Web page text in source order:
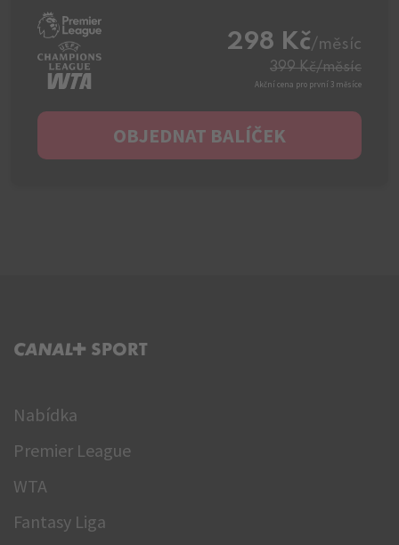
298 Kč/měsíc
399 Kč/měsíc
Akční cena pro první 3 měsíce
OBJEDNAT BALÍČEK
C+ SPORT
Nabídka
Premier League
WTA
Fantasy Liga